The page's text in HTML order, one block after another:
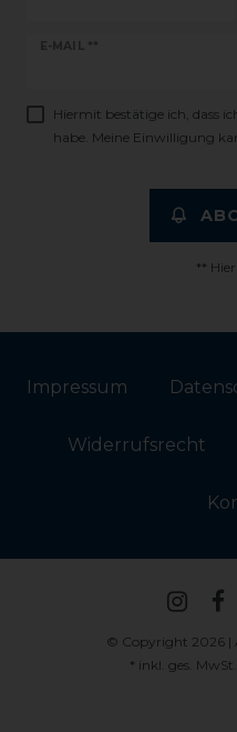
E-MAIL **
Newsletter
Hiermit bestätige ich, dass
habe. Meine Einwilligung
**
Impressum
Widerrufs­recht
© Copyright 2026 |
* inkl. ges.